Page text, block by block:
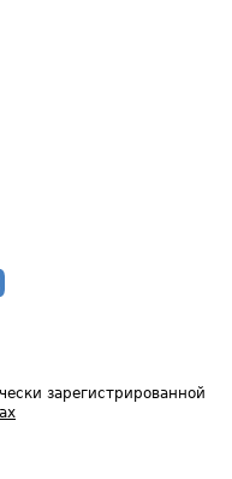
зарегистрированной